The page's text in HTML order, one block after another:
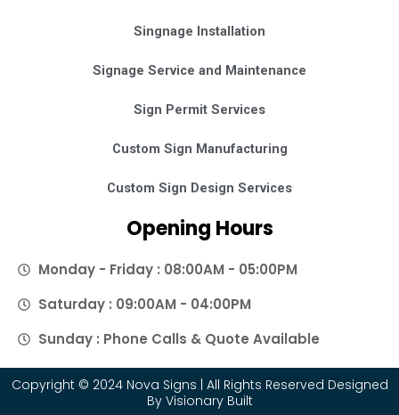
Singnage Installation
Signage Service and Maintenance
Sign Permit Services
Custom Sign Manufacturing
Custom Sign Design Services
Opening Hours
Monday - Friday : 08:00AM - 05:00PM
Saturday : 09:00AM - 04:00PM
Sunday : Phone Calls & Quote Available
Copyright © 2024 Nova Signs | All Rights Reserved Designed
By Visionary Built